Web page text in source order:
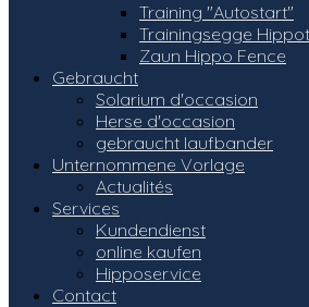
Training "Autostart"
Trainingsegge
Zaun Hippo Fence
Gebraucht
Solarium d'occasion
Herse d'occasion
gebraucht laufbander
Unternommene Vorlage
Actualités
Services
Kundendienst
online kaufen
Hipposervice
Contact